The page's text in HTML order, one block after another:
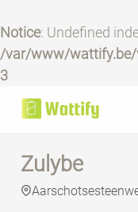
Notice: Undefined
/var/www/wattify.be/
3
Zulybe